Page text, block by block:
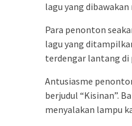
lagu yang
Para penonton
lagu yang
terdengar lantang di
Antusiasme
berjudul “Kisinan”.
menyalakan lampu